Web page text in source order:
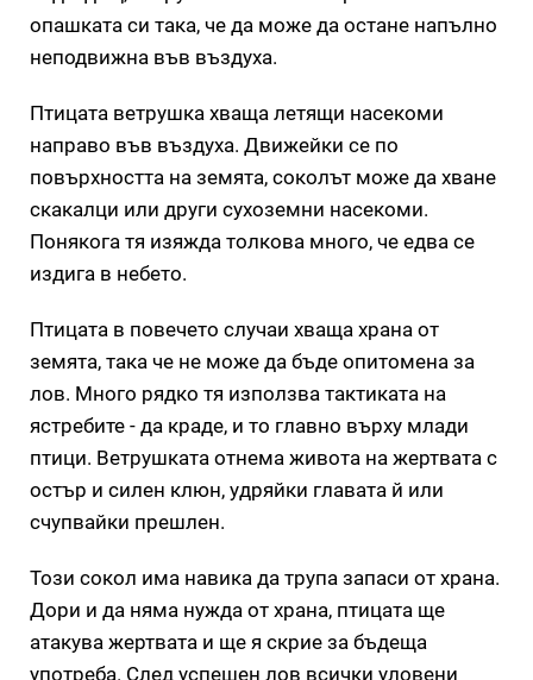
опашката си така, че да може да остане напълно
неподвижна във въздуха.
Птицата ветрушка хваща летящи насекоми
направо във въздуха. Движейки се по
повърхността на земята, соколът може да хване
скакалци или други сухоземни насекоми.
Понякога тя изяжда толкова много, че едва се
издига в небето.
Птицата в повечето случаи хваща храна от
земята, така че не може да бъде опитомена за
лов. Много рядко тя използва тактиката на
ястребите - да краде, и то главно върху млади
птици. Ветрушката отнема живота на жертвата с
остър и силен клюн, удряйки главата й или
счупвайки прешлен.
Този сокол има навика да трупа запаси от храна.
Дори и да няма нужда от храна, птицата ще
атакува жертвата и ще я скрие за бъдеща
употреба. След успешен лов всички уловени